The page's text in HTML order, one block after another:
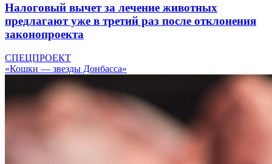
Налоговый вычет за лечение животных
предлагают уже в третий раз после отклонения
законопроекта
СПЕЦПРОЕКТ
«Кошки — звезды Донбасса»